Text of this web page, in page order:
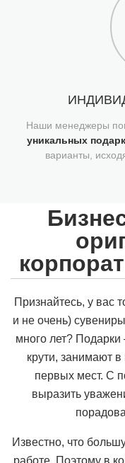
Наши менеджеры
уникальных
варианты,
Признайтесь, у вас
и не очень)
много лет?
крути, занимают
первых мест. С
выразить
Известно, что
работе. Поэтому в